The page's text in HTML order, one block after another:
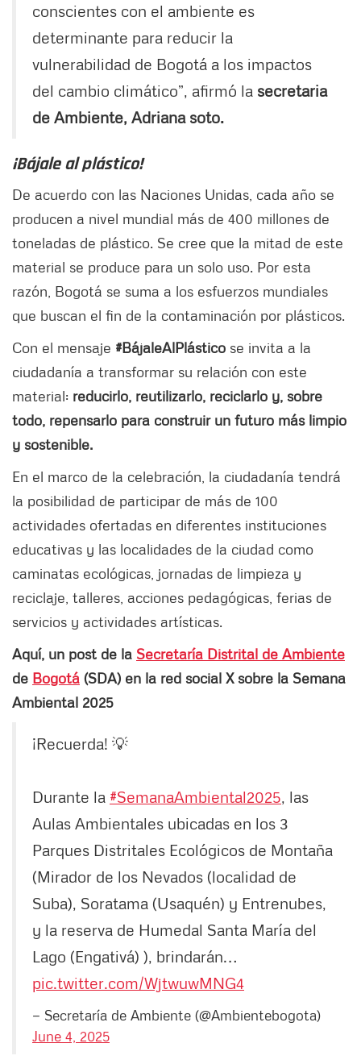
conscientes con el ambiente es
determinante para reducir la
vulnerabilidad de Bogotá a los impactos
del cambio climático”, afirmó la secretaria
de Ambiente, Adriana soto.
¡Bájale al plástico!
De acuerdo con las Naciones Unidas, cada año se
producen a nivel mundial más de 400 millones de
toneladas de plástico. Se cree que la mitad de este
material se produce para un solo uso. Por esta
razón, Bogotá se suma a los esfuerzos mundiales
que buscan el fin de la contaminación por plásticos.
Con el mensaje #BájaleAlPlástico se invita a la
ciudadanía a transformar su relación con este
material: reducirlo, reutilizarlo, reciclarlo y, sobre
todo, repensarlo para construir un futuro más limpio
y sostenible.
En el marco de la celebración, la ciudadanía tendrá
la posibilidad de participar de más de 100
actividades ofertadas en diferentes instituciones
educativas y las localidades de la ciudad como
caminatas ecológicas, jornadas de limpieza y
reciclaje, talleres, acciones pedagógicas, ferias de
servicios y actividades artísticas.
Aquí, un post de la Secretaría Distrital de Ambiente
de Bogotá (SDA) en la red social X sobre la Semana
Ambiental 2025
¡Recuerda! 💡
Durante la #SemanaAmbiental2025, las
Aulas Ambientales ubicadas en los 3
Parques Distritales Ecológicos de Montaña
(Mirador de los Nevados (localidad de
Suba), Soratama (Usaquén) y Entrenubes,
y la reserva de Humedal Santa María del
Lago (Engativá) ), brindarán…
pic.twitter.com/WjtwuwMNG4
— Secretaría de Ambiente (@Ambientebogota)
June 4, 2025